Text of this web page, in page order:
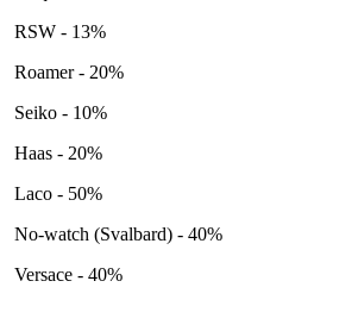
RSW - 13%
Roamer - 20%
Seiko - 10%
Haas - 20%
Laco - 50%
No-watch (Svalbard) - 40%
Versace - 40%